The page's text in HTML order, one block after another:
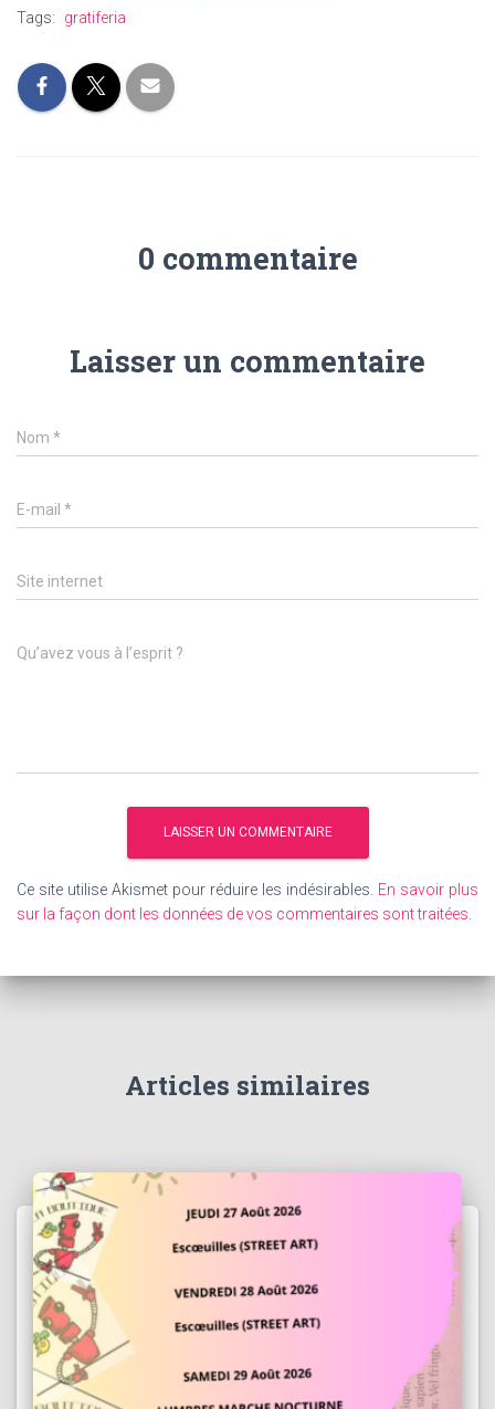
Tags: gratiferia
0 commentaire
Laisser un commentaire
Nom *
E-mail *
Site internet
Qu’avez vous à l’esprit ?
Ce site utilise Akismet pour réduire les indésirables. En savoir plus
sur la façon dont les données de vos commentaires sont traitées
Articles similaires